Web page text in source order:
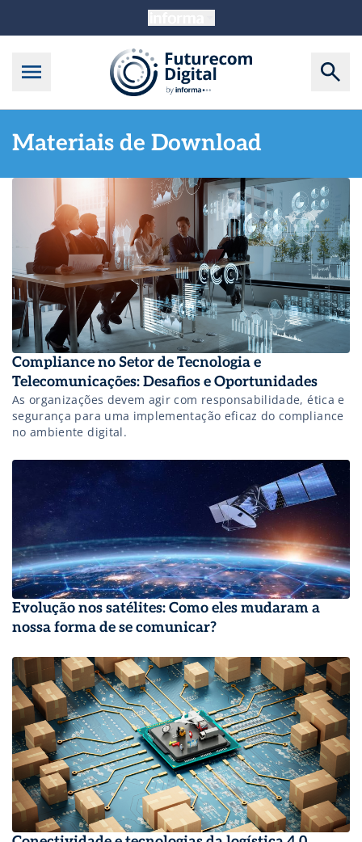
Materiais de Download
Compliance no Setor de Tecnologia e
Telecomunicações: Desafios e Oportunidades
As organizações devem agir com responsabilidade, ética e
segurança para uma implementação eficaz do compliance
no ambiente digital.
Evolução nos satélites: Como eles mudaram a
nossa forma de se comunicar?